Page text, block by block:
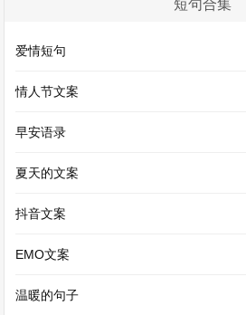
开手时，我又慌了神，再次摔倒
倒，又一次次爬起来。在这个
整呼吸，让自己保持冷静；学
害。经过无数次的练习，终于
自行车在小区里穿梭了。那一
短句合集
爱情短句
情人节文案
早安语录
夏天的文案
抖音文案
EMO文案
温暖的句子